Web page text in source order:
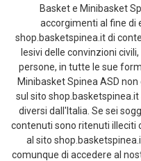
Basket e Minibasket
accorgimenti al fine di
shop.basketspinea.it di
lesivi delle convinzioni
persone, in tutte le sue
Minibasket Spinea ASD
sul sito
diversi dall'Italia. Se sei
contenuti sono ritenuti illeciti
al sito
comunque di accedere al